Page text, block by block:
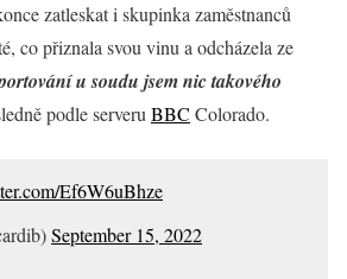
zatleskat i skupinka zaměstnanců
co přiznala svou vinu a odcházela ze
u soudu jsem nic takového
podle serveruBBC Colorado.
Ef6W6uBhze
September 15, 2022